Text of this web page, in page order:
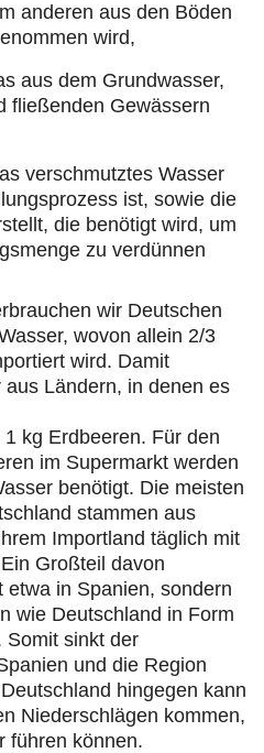
anderen aus den Böden
wird,
aus dem Grundwasser,
fließenden Gewässern
verschmutztes Wasser
ist, sowie die
die benötigt wird, um
zu verdünnen
wir Deutschen
wovon allein 2/3
wird. Damit
Ländern, in denen es
kg Erdbeeren. Für den
im Supermarkt werden
benötigt. Die meisten
stammen aus
Importland täglich mit
Großteil davon
in Spanien, sondern
wie Deutschland in Form
Somit sinkt der
und die Region
hingegen kann
Niederschlägen kommen,
führen können.